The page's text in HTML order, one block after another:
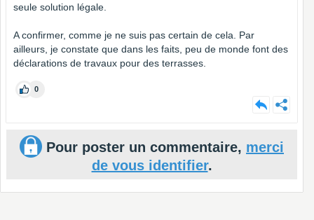
seule solution légale.
A confirmer, comme je ne suis pas certain de cela. Par
ailleurs, je constate que dans les faits, peu de monde font des
déclarations de travaux pour des terrasses.
0
Pour poster un commentaire, merci
de vous identifier.